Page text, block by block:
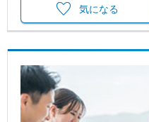
気になる